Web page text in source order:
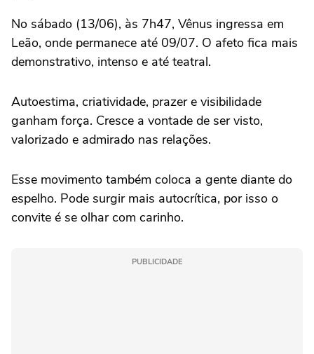
No sábado (13/06), às 7h47, Vênus ingressa em
Leão, onde permanece até 09/07. O afeto fica mais
demonstrativo, intenso e até teatral.
Autoestima, criatividade, prazer e visibilidade
ganham força. Cresce a vontade de ser visto,
valorizado e admirado nas relações.
Esse movimento também coloca a gente diante do
espelho. Pode surgir mais autocrítica, por isso o
convite é se olhar com carinho.
PUBLICIDADE